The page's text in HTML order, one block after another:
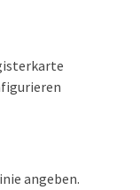
angeben.